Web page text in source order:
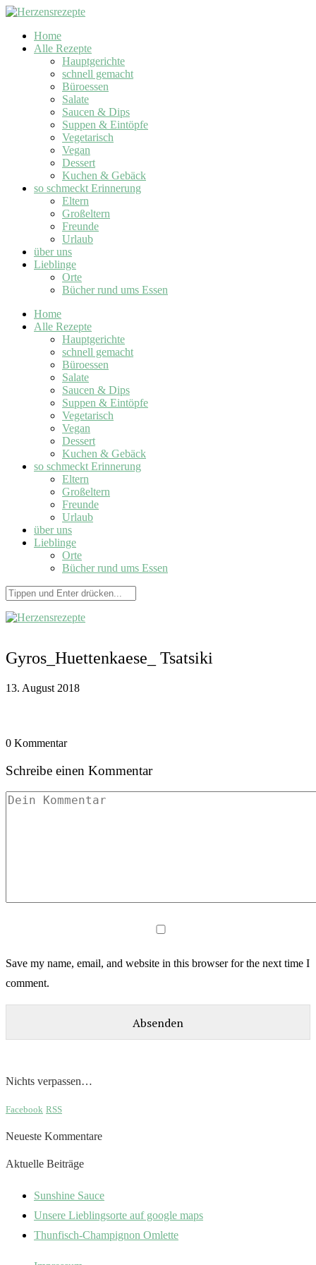
Home
Alle Rezepte
Hauptgerichte
schnell gemacht
Büroessen
Salate
Saucen & Dips
Suppen & Eintöpfe
Vegetarisch
Vegan
Dessert
Kuchen & Gebäck
so schmeckt Erinnerung
Eltern
Großeltern
Freunde
Urlaub
über uns
Lieblinge
Orte
Bücher rund ums Essen
Home
Alle Rezepte
Hauptgerichte
schnell gemacht
Büroessen
Salate
Saucen & Dips
Suppen & Eintöpfe
Vegetarisch
Vegan
Dessert
Kuchen & Gebäck
so schmeckt Erinnerung
Eltern
Großeltern
Freunde
Urlaub
über uns
Lieblinge
Orte
Bücher rund ums Essen
Gyros_Huettenkaese_ Tsatsiki
13. August 2018
0 Kommentar
Schreibe einen Kommentar
Save my name, email, and website in this browser for the next time I
comment.
Nichts verpassen…
Facebook RSS
Neueste Kommentare
Aktuelle Beiträge
Sunshine Sauce
Unsere Lieblingsorte auf google maps
Thunfisch-Champignon Omlette